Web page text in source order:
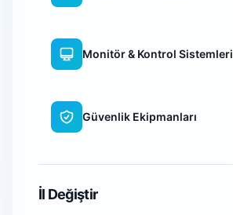
Monitör & Kontrol Sistemleri
Güvenlik Ekipmanları
İl Değiştir